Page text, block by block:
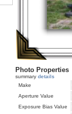
Photo Properties
summary details
Make
Aperture Value
Exposure Bias Value